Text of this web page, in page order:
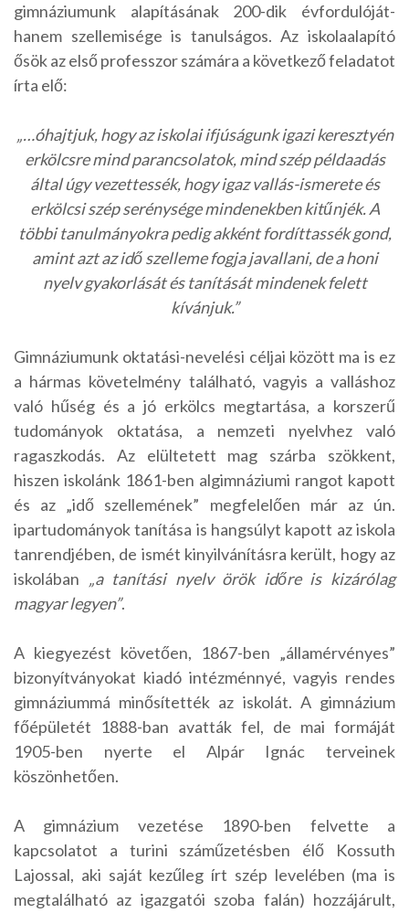
gimnáziumunk alapításának 200-dik évfordulóját-
hanem szellemisége is tanulságos. Az iskolaalapító
ősök az első professzor számára a következő feladatot
írta elő:
„…óhajtjuk, hogy az iskolai ifjúságunk igazi keresztyén
erkölcsre mind parancsolatok, mind szép példaadás
által úgy vezettessék, hogy igaz vallás-ismerete és
erkölcsi szép serénysége mindenekben kitűnjék. A
többi tanulmányokra pedig akként fordíttassék gond,
amint azt az idő szelleme fogja javallani, de a honi
nyelv gyakorlását és tanítását mindenek felett
kívánjuk.”
Gimnáziumunk oktatási-nevelési céljai között ma is ez
a hármas követelmény található, vagyis a valláshoz
való hűség és a jó erkölcs megtartása, a korszerű
tudományok oktatása, a nemzeti nyelvhez való
ragaszkodás. Az elültetett mag szárba szökkent,
hiszen iskolánk 1861-ben algimnáziumi rangot kapott
és az „idő szellemének” megfelelően már az ún.
ipartudományok tanítása is hangsúlyt kapott az iskola
tanrendjében, de ismét kinyilvánításra került, hogy az
iskolában „a tanítási nyelv örök időre is kizárólag
magyar legyen”.
A kiegyezést követően, 1867-ben „államérvényes”
bizonyítványokat kiadó intézménnyé, vagyis rendes
gimnáziummá minősítették az iskolát. A gimnázium
főépületét 1888-ban avatták fel, de mai formáját
1905-ben nyerte el Alpár Ignác terveinek
köszönhetően.
A gimnázium vezetése 1890-ben felvette a
kapcsolatot a turini száműzetésben élő Kossuth
Lajossal, aki saját kezűleg írt szép levelében (ma is
megtalálható az igazgatói szoba falán) hozzájárult,